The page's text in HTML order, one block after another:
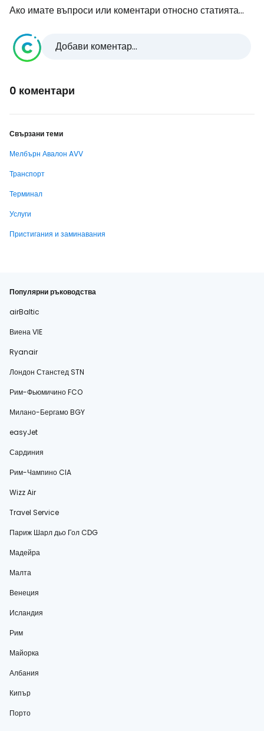
Ако имате въпроси или коментари относно статията...
Добави коментар...
0 коментари
Свързани теми
Мелбърн Авалон AVV
Транспорт
Терминал
Услуги
Пристигания и заминавания
Популярни ръководства
airBaltic
Виена VIE
Ryanair
Лондон Станстед STN
Рим-Фьюмичино FCO
Милано-Бергамо BGY
easyJet
Сардиния
Рим-Чампино CIA
Wizz Air
Travel Service
Париж Шарл дьо Гол CDG
Мадейра
Малта
Венеция
Исландия
Рим
Майорка
Албания
Кипър
Порто